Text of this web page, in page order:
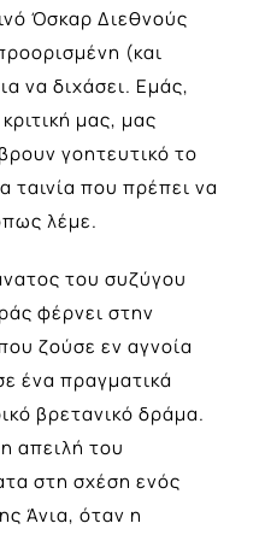
Όσκαρ Διεθνούς
(και
να διχάσει. Εμάς,
μας, μας
γοητευτικό το
ταινία που πρέπει να
λέμε.
του συζύγου
φέρνει στην
ζούσε εν αγνοία
ένα πραγματικά
βρετανικό δράμα.
απειλή του
στη σχέση ενός
Άνια, όταν η